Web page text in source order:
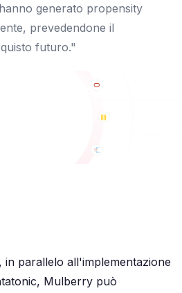
generato propensity
prevedendone il
futuro."
parallelo all'implementazione
Mulberry può